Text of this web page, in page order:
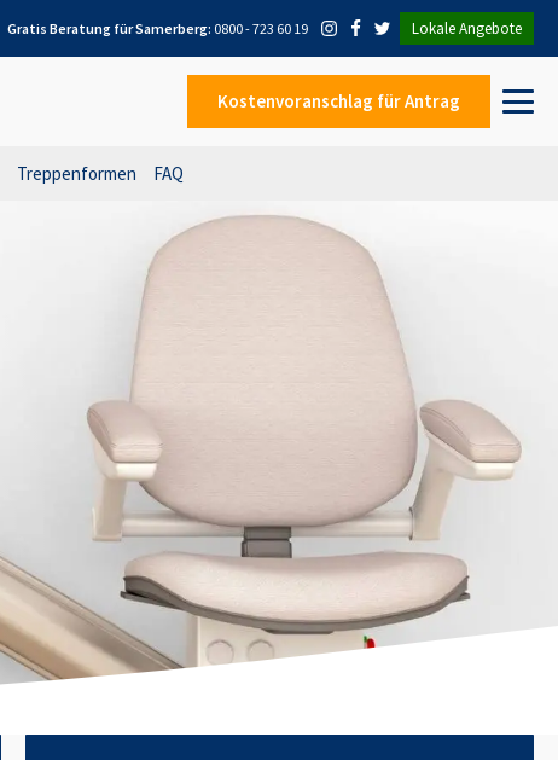
Gratis Beratung fürSamerberg: 0800 - 723 60 19 Lokale Angebote
Kostenvoranschlag für Antrag
Treppenformen FAQ